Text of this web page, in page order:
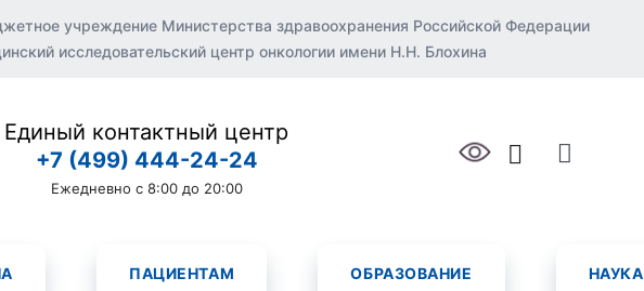
учреждение Министерства здравоохранения Российской Федерации
исследовательский центр онкологии имени Н.Н. Блохина
Единый контактный центр
+7 (499) 444-24-24
Ежедневно с 8:00 до 20:00
ПАЦИЕНТАМ ОБРАЗОВАНИЕ НАУКА